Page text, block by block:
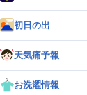
初日の出
天気痛予報
お洗濯情報